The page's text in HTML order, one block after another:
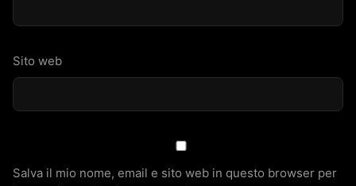
Sito web
Salva il mio nome, email e sito web in questo browser per